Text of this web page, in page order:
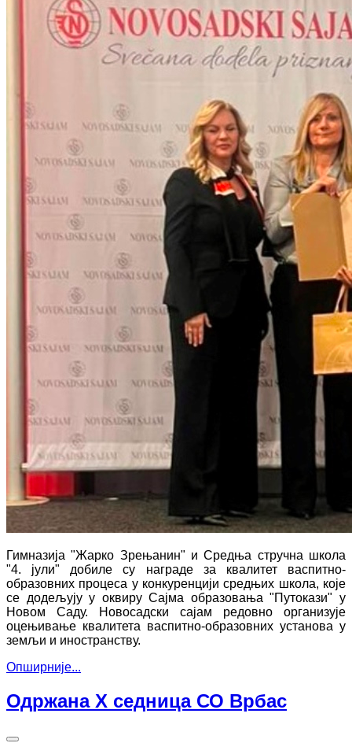
Гимназија "Жарко Зрењанин" и Средња стручна школа
"4. јули" добиле су награде за квалитет васпитно-
образовних процеса у конкуренцији средњих школа, које
се додељују у оквиру Сајма образовања "Путокази" у
Новом Саду. Новосадски сајам редовно организује
оцењивање квалитета васпитно-образовних установа у
земљи и иностранству.
Опширније...
Одржана X седница СО Врбас